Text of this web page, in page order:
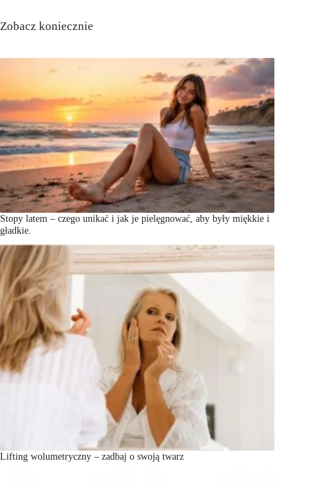
Zobacz koniecznie
Stopy latem – czego unikać i jak je pielęgnować, aby były miękkie i
gładkie.
Lifting wolumetryczny – zadbaj o swoją twarz